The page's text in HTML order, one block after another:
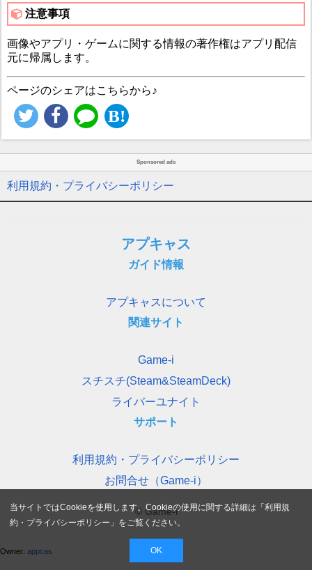
注意事項
画像やアプリ・ゲームに関する情報の著作権はアプリ配信
元に帰属します。
ページのシェアはこちらから♪
Sponsored ads
利用規約・プライバシーポリシー
アプキャス
ガイド情報
アプキャスについて
関連サイト
Game-i
スチスチ(Steam&SteamDeck)
ライバーユナイト
サポート
利用規約・プライバシーポリシー
お問合せ（Game-i）
© Game-i
Owner: appcas
当サイトではCookieを使用します。Cookieの使用に関する詳細は「利用規
約・プライバシーポリシー 」をご覧ください。
OK